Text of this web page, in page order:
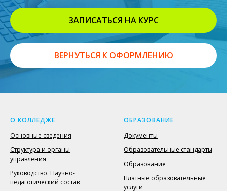
ЗАПИСАТЬСЯ НА КУРС
ВЕРНУТЬСЯ К ОФОРМЛЕНИЮ
О КОЛЛЕДЖЕ
Основные сведения
Структура и органы
управления
Руководство. Научно-
педагогический состав
ОБРАЗОВАНИЕ
Документы
Образовательные стандарты
Образование
Платные образовательные
услуги